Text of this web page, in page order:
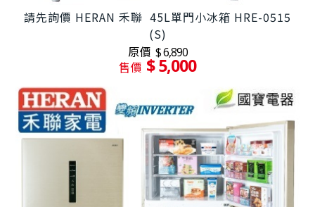
請先詢價 HERAN 禾聯 45L單門小冰箱 HRE-0515
(S)
原價 $ 6,890
售價 $ 5,000